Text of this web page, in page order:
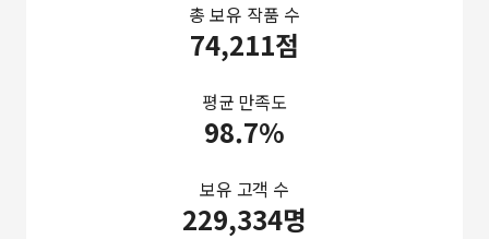
총 보유 작품 수
74,211점
평균 만족도
98.7%
보유 고객 수
229,334명